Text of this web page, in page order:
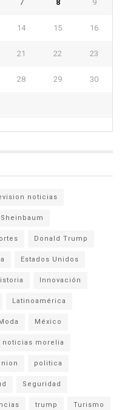
7 8 9
14 15 16
21 22 23
28 29 30
noticias
Donald Trump
Estados Unidos
Innovación
Latinoamérica
Moda México
noticias morelia
politica
Seguridad
trump Turismo